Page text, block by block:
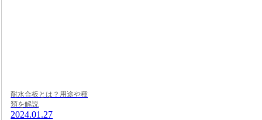
耐水合板とは？用途や種
類を解説
2024.01.27